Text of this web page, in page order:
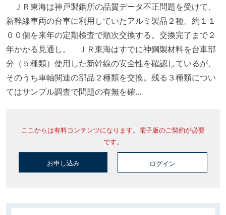
ＪＲ東海は神戸製鋼所の品質データ不正問題を受けて、
新幹線車両の台車に利用していたアルミ製品２種、約１１
００個を来年の定期検査で順次交換する。交換完了まで２
年かかる見通し。 ＪＲ東海はすでに神鋼製材料を台車部
分（５種類）使用した新幹線の安全性を確認しているが、
そのうち車軸関連の部品２種類を交換。残る３種類につい
てはサンプル調査で問題の有無を確...
ここからは有料コンテンツになります。電子版のご契約が必要
です。
お申し込み ログイン